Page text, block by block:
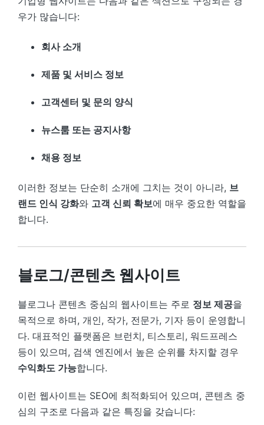
우가 많습니다:
회사 소개
제품 및 서비스 정보
고객센터 및 문의 양식
뉴스룸 또는 공지사항
채용 정보
이러한 정보는 단순히 소개에 그치는 것이 아니라, 브
랜드 인식 강화와 고객 신뢰 확보에 매우 중요한 역할을
합니다.
블로그/콘텐츠 웹사이트
블로그나 콘텐츠 중심의 웹사이트는 주로 정보 제공을
목적으로 하며, 개인, 작가, 전문가, 기자 등이 운영합니
다. 대표적인 플랫폼은 브런치, 티스토리, 워드프레스
등이 있으며, 검색 엔진에서 높은 순위를 차지할 경우
수익화도 가능합니다.
이런 웹사이트는 SEO에 최적화되어 있으며, 콘텐츠 중
심의 구조로 다음과 같은 특징을 갖습니다: